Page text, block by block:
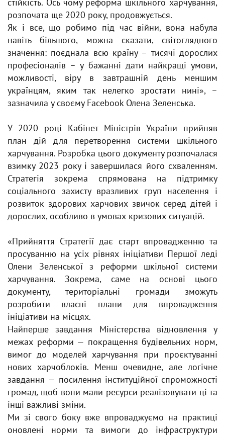
розпочата ще 2020 року, продовжується.
Як і все, що робимо під час війни, вона набула
навіть більшого, можна сказати, світоглядного
значення: поєднала всю країну – тисячі дорослих
професіоналів – у бажанні дати найкращі умови,
можливості, віру в завтрашній день меншим
українцям, яким так нелегко зростати нині», –
зазначила у своєму Facebook Олена Зеленська.
У 2020 році Кабінет Міністрів України прийняв
план дій для перетворення системи шкільного
харчування. Розробка цього документу розпочалася
взимку 2023 року і завершилася його схваленням.
Стратегія зокрема спрямована на підтримку
соціального захисту вразливих груп населення і
розвиток здорових харчових звичок серед дітей і
дорослих, особливо в умовах кризових ситуацій.
«Прийняття Стратегії дає старт впровадженню та
просуванню на усіх рівнях ініціативи Першої леді
Олени Зеленської з реформи шкільної системи
харчування. Зокрема, саме на основі цього
документу, територіальні громади зможуть
розробити власні плани для впровадження
ініціативи на місцях.
Найперше завдання Міністерства відновлення у
межах реформи — покращення будівельних норм,
вимог до моделей харчування при проєктуванні
нових харчоблоків. Менш очевидне, але логічне
завдання — посилення інституційної спроможності
громад, щоб вони мали ресурси реалізовувати ці та
інші важливі зміни.
Ми зі свого боку вже впроваджуємо на практиці
оновлені норми та вимоги до інфраструктури